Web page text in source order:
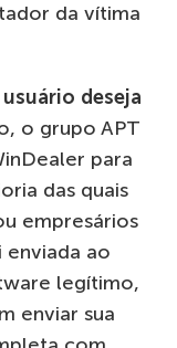
da vítima
deseja
o grupo APT
para
das quais
empresários
enviada ao
legítimo,
enviar sua